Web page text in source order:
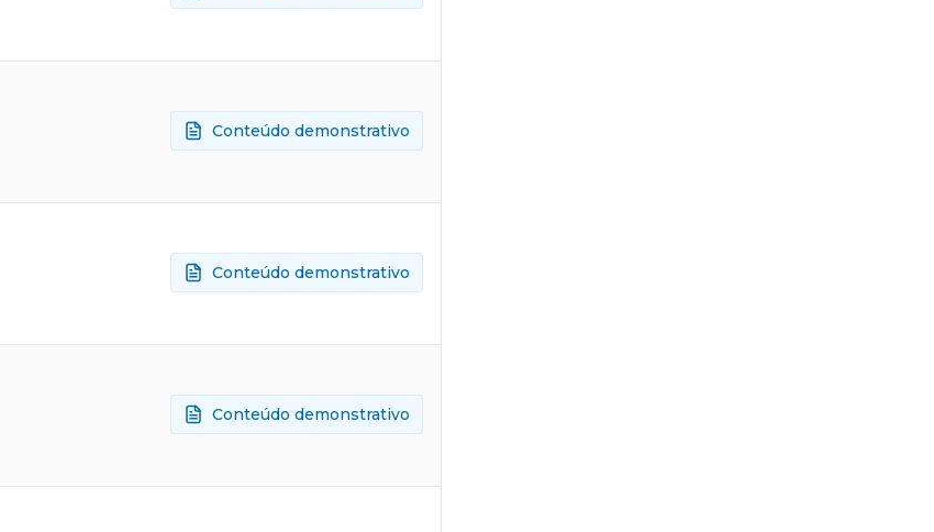
Conteúdo demonstrativo
Conteúdo demonstrativo
Conteúdo demonstrativo